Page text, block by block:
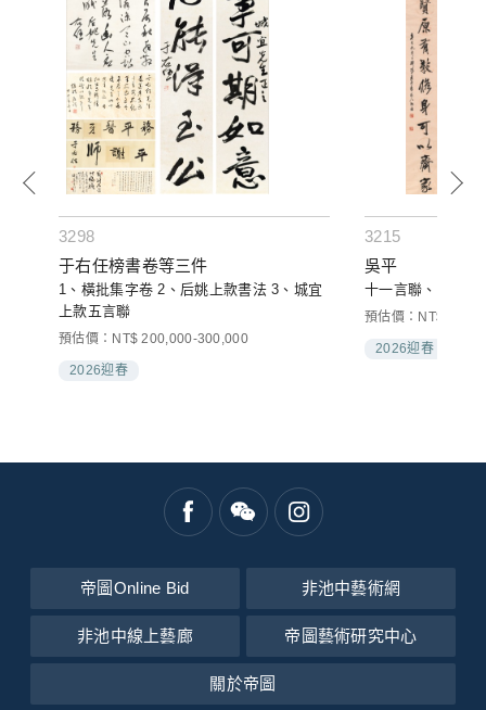
3298
于右任榜書卷等三件
1、橫批集字卷 2、后姚上款書法 3、城宜
上款五言聯
預估價：NT$ 200,000-300,000
2026迎春
3215
吳平
十一言聯、放翁觀
預估價：NT$
2026迎春
帝圖Online Bid 非池中藝術網
非池中線上藝廊 帝圖藝術研究中心
關於帝圖